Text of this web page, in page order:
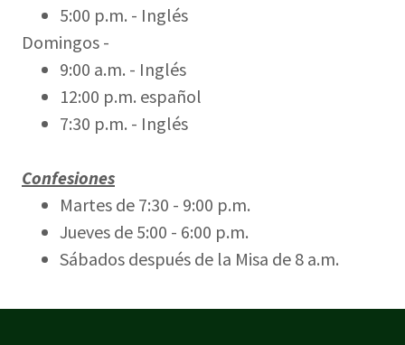
5:00 p.m. - Inglés
Domingos -
9:00 a.m. - Inglés
12:00 p.m. español
7:30 p.m. - Inglés
Confesiones
Martes de 7:30 - 9:00 p.m.
Jueves de 5:00 - 6:00 p.m.
Sábados después de la Misa de 8 a.m.